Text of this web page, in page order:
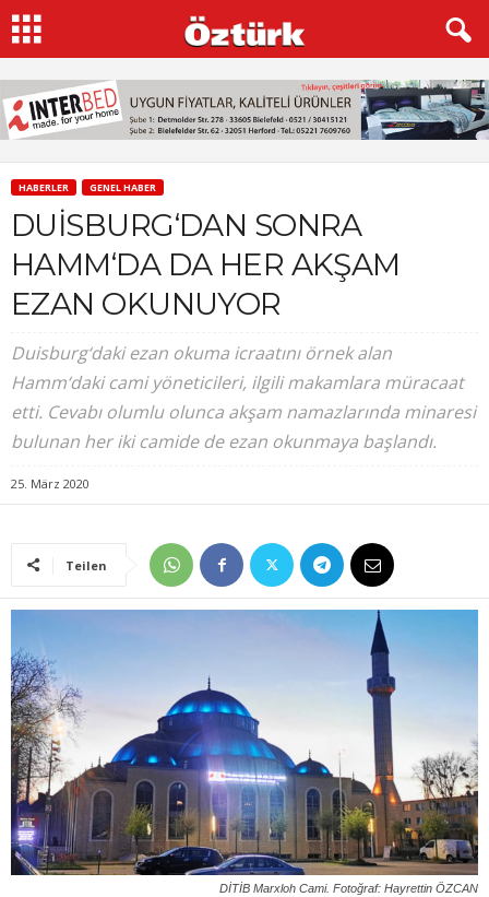
HABERLER GENEL HABER
DUİSBURG‘DAN SONRA
HAMM‘DA DA HER AKŞAM
EZAN OKUNUYOR
Duisburg‘daki ezan okuma icraatını örnek alan
Hamm‘daki cami yöneticileri, ilgili makamlara müracaat
etti. Cevabı olumlu olunca akşam namazlarında minaresi
bulunan her iki camide de ezan okunmaya başlandı.
25. März 2020
Teilen
DİTİB Marxloh Cami. Fotoğraf: Hayrettin ÖZCAN